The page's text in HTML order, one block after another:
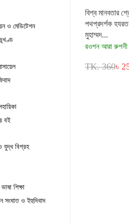
ও মেডিটেশন
বই
যুদ্ধ বিগ্রহ
শিক্ষা
সংঘাত ও ইহুদিবাদ
বিশ্ব মানবতার
পথপ্রদর্শক হযরত
মুহাম্মদ...
রওশন আরা রুশনী
TK. 360৳